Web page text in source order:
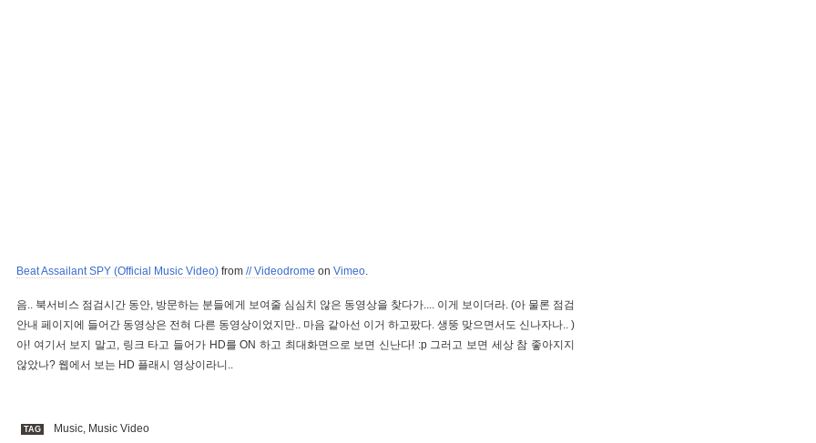
Beat Assailant SPY (Official Music Video) from // Videodrome on Vimeo.
음.. 북서비스 점검시간 동안, 방문하는 분들에게 보여줄 심심치 않은 동영상을 찾다가.... 이게 보이더라. (아 물론 점검
안내 페이지에 들어간 동영상은 전혀 다른 동영상이었지만.. 마음 같아선 이거 하고팠다. 생뚱 맞으면서도 신나자나.. )
아! 여기서 보지 말고, 링크 타고 들어가 HD를 ON 하고 최대화면으로 보면 신난다! :p 그러고 보면 세상 참 좋아지지
않았나? 웹에서 보는 HD 플래시 영상이라니..
TAG Music, Music Video